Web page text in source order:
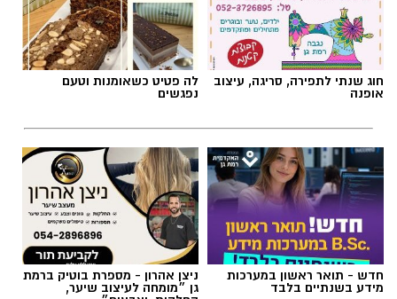
חוג שנתי לתפירה, סריגה, עיצוב
אופנה
לה פטיט כשאומנות וטעם
נפגשים
חדש - תואר ראשון במערכות
מידע בשנתיים בלבד
ניצן אהרון - מספרת בוטיק ברמת
גן ״מומחה לעיצוב שיער,